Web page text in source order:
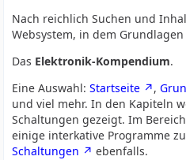
Nach reichlich Suchen und
Websystem, in dem
Das Elektronik-Kompendium.
Eine Auswahl:Startseite ,
und viel mehr. In den Kapiteln
Schaltungen gezeigt. Im
einige interkative Programme
Schaltungen
ebenfalls.